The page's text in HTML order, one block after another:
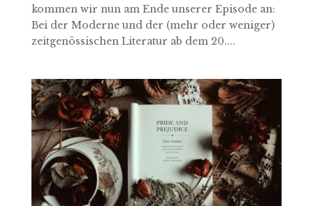
kommen wir nun am Ende unserer Episode an:
Bei der Moderne und der (mehr oder weniger)
zeitgenössischen Literatur ab dem 20....